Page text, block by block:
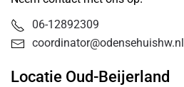
06-12892309
coordinator@odensehuishw.nl
Locatie Oud-Beijerland